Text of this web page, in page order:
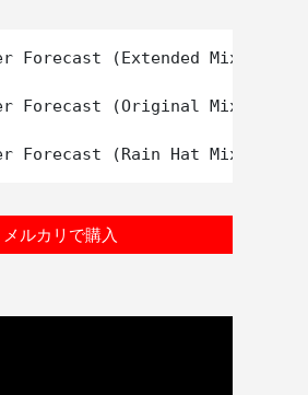
Forecast (Extended Mix)
Forecast (Original Mix)
メルカリで購入